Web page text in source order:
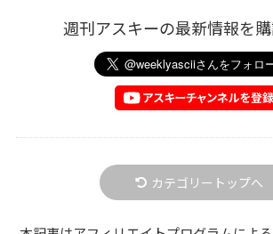
週刊アスキーの最新情報を
カテゴリートップへ